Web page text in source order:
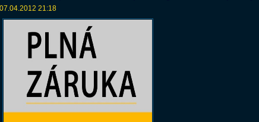
07.04.2012 21:18